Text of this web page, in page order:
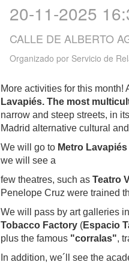
20-11-2025
CALLE DE ALBERTO
Organizado por Servicio de
More activities for this month!
Lavapiés. The most
narrow and steep streets, in
Madrid alternative cultural
We will go to Metro Lavapiés
we will see a
few theatres, such as Teatro
Penelope Cruz were trained
We will pass by art galleries
Tobacco Factory (Espacio
plus the famous "corralas",
In addition, we´ll see the